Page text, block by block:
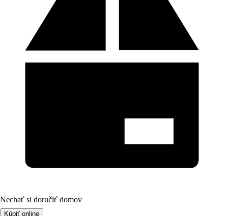
Nechať si doručiť domov
Kúpiť online